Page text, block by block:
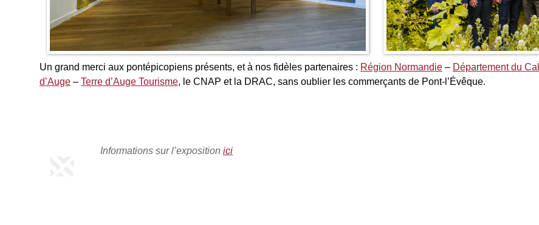
Un grand merci aux pontépicopiens présents, et à nos fidèles partenaires : Région Normandie – Département du
d’Auge – Terre d’Auge Tourisme, le CNAP et la DRAC, sans oublier les commerçants de Pont-l’Évêque.
Informations sur l’exposition ici